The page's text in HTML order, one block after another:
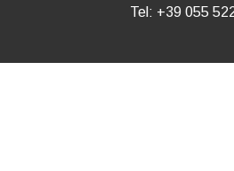
Tel: +39 055